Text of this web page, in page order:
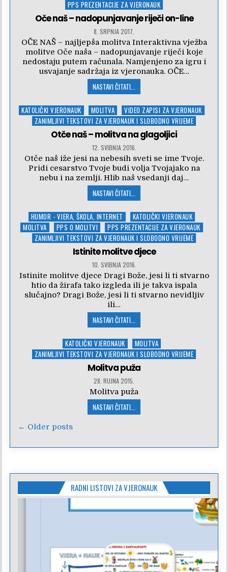
PPS PREZENTACIJE ZA VJERONAUK
Oče naš – nadopunjavanje riječi on-line
8. SRPNJA 2017.
OČE NAŠ – najljepša molitva Interaktivna vježba
molitve Oče naša – nadopunjavanje riječi koje
nedostaju putem računala. Namjenjeno za igru i
usvajanje sadržaja iz vjeronauka. OČE…
NASTAVI ČITATI...
Posted
KATOLIČKI VJERONAUK MOLITVA
VIDEO ZAPISI ZA VJERONAUK
ZANIMLJIVI TEKSTOVI ZA VJERONAUK I SLOBODNO VRIJEME
Otče naš – molitva na glagoljici
12. SVIBNJA 2016.
Otče naš iže jesi na nebesih sveti se ime Tvoje.
Pridi cesarstvo Tvoje budi volja Tvojajako na
nebu i na zemlji. Hlib naš vsedanji daj…
NASTAVI ČITATI...
Posted
in
HUMOR - VJERA, ŠKOLA, INTERNET
KATOLIČKI VJERONAUK
MOLITVA
PPS O MOLITVI
PPS PREZENTACIJE ZA VJERONAUK
ZANIMLJIVI TEKSTOVI ZA VJERONAUK I SLOBODNO VRIJEME
Istinite molitve djece
10. SVIBNJA 2016.
Istinite molitve djece Dragi Bože, jesi li ti stvarno
htio da žirafa tako izgleda ili je takva ispala
slučajno? Dragi Bože, jesi li ti stvarno nevidljiv
ili…
NASTAVI ČITATI...
Posted
in
KATOLIČKI VJERONAUK
MOLITVA
ZANIMLJIVI TEKSTOVI ZA VJERONAUK I SLOBODNO VRIJEME
Molitva puža
28. RUJNA 2015.
Molitva puža
NASTAVI ČITATI...
Navigacija
objava
← Older posts
RADNI LISTOVI ZA VJERONAUK